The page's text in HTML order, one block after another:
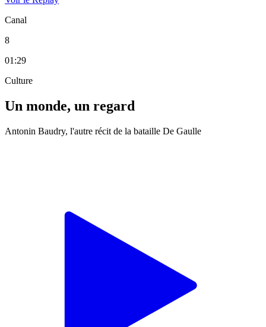
Canal
8
01:29
Culture
Un monde, un regard
Antonin Baudry, l'autre récit de la bataille De Gaulle